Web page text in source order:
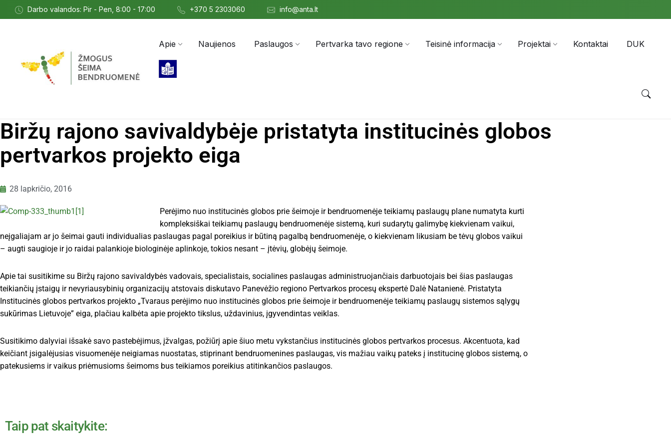
Darbo valandos: Pir - Pen, 8:00 - 17:00 +370 5 2303060 info@anta.lt
Apie Naujienos Paslaugos Pertvarka tavo regione Teisinė informacija Projektai Kontaktai DUK
Biržų rajono savivaldybėje pristatyta institucinės globos
pertvarkos projekto eiga
28 lapkričio, 2016
Perėjimo nuo institucinės globos prie šeimoje ir bendruomenėje teikiamų paslaugų plane numatyta kurti
kompleksiškai teikiamų paslaugų bendruomenėje sistemą, kuri sudarytų galimybę kiekvienam vaikui,
neįgaliajam ar jo šeimai gauti individualias paslaugas pagal poreikius ir būtiną pagalbą bendruomenėje, o kiekvienam likusiam be tėvų globos vaikui
– augti saugioje ir jo raidai palankioje biologinėje aplinkoje, tokios nesant – įtėvių, globėjų šeimoje.
Apie tai susitikime su Biržų rajono savivaldybės vadovais, specialistais, socialines paslaugas administruojančiais darbuotojais bei šias paslaugas
teikiančių įstaigų ir nevyriausybinių organizacijų atstovais diskutavo Panevėžio regiono Pertvarkos procesų ekspertė Dalė Natanienė. Pristatyta
Institucinės globos pertvarkos projekto „Tvaraus perėjimo nuo institucinės globos prie šeimoje ir bendruomenėje teikiamų paslaugų sistemos sąlygų
sukūrimas Lietuvoje” eiga, plačiau kalbėta apie projekto tikslus, uždavinius, įgyvendintas veiklas.
Susitikimo dalyviai išsakė savo pastebėjimus, įžvalgas, požiūrį apie šiuo metu vykstančius institucinės globos pertvarkos procesus. Akcentuota, kad
keičiant įsigalėjusias visuomenėje neigiamas nuostatas, stiprinant bendruomenines paslaugas, vis mažiau vaikų pateks į institucinę globos sistemą, o
patekusiems ir vaikus priėmusioms šeimoms bus teikiamos poreikius atitinkančios paslaugos.
Taip pat skaitykite: